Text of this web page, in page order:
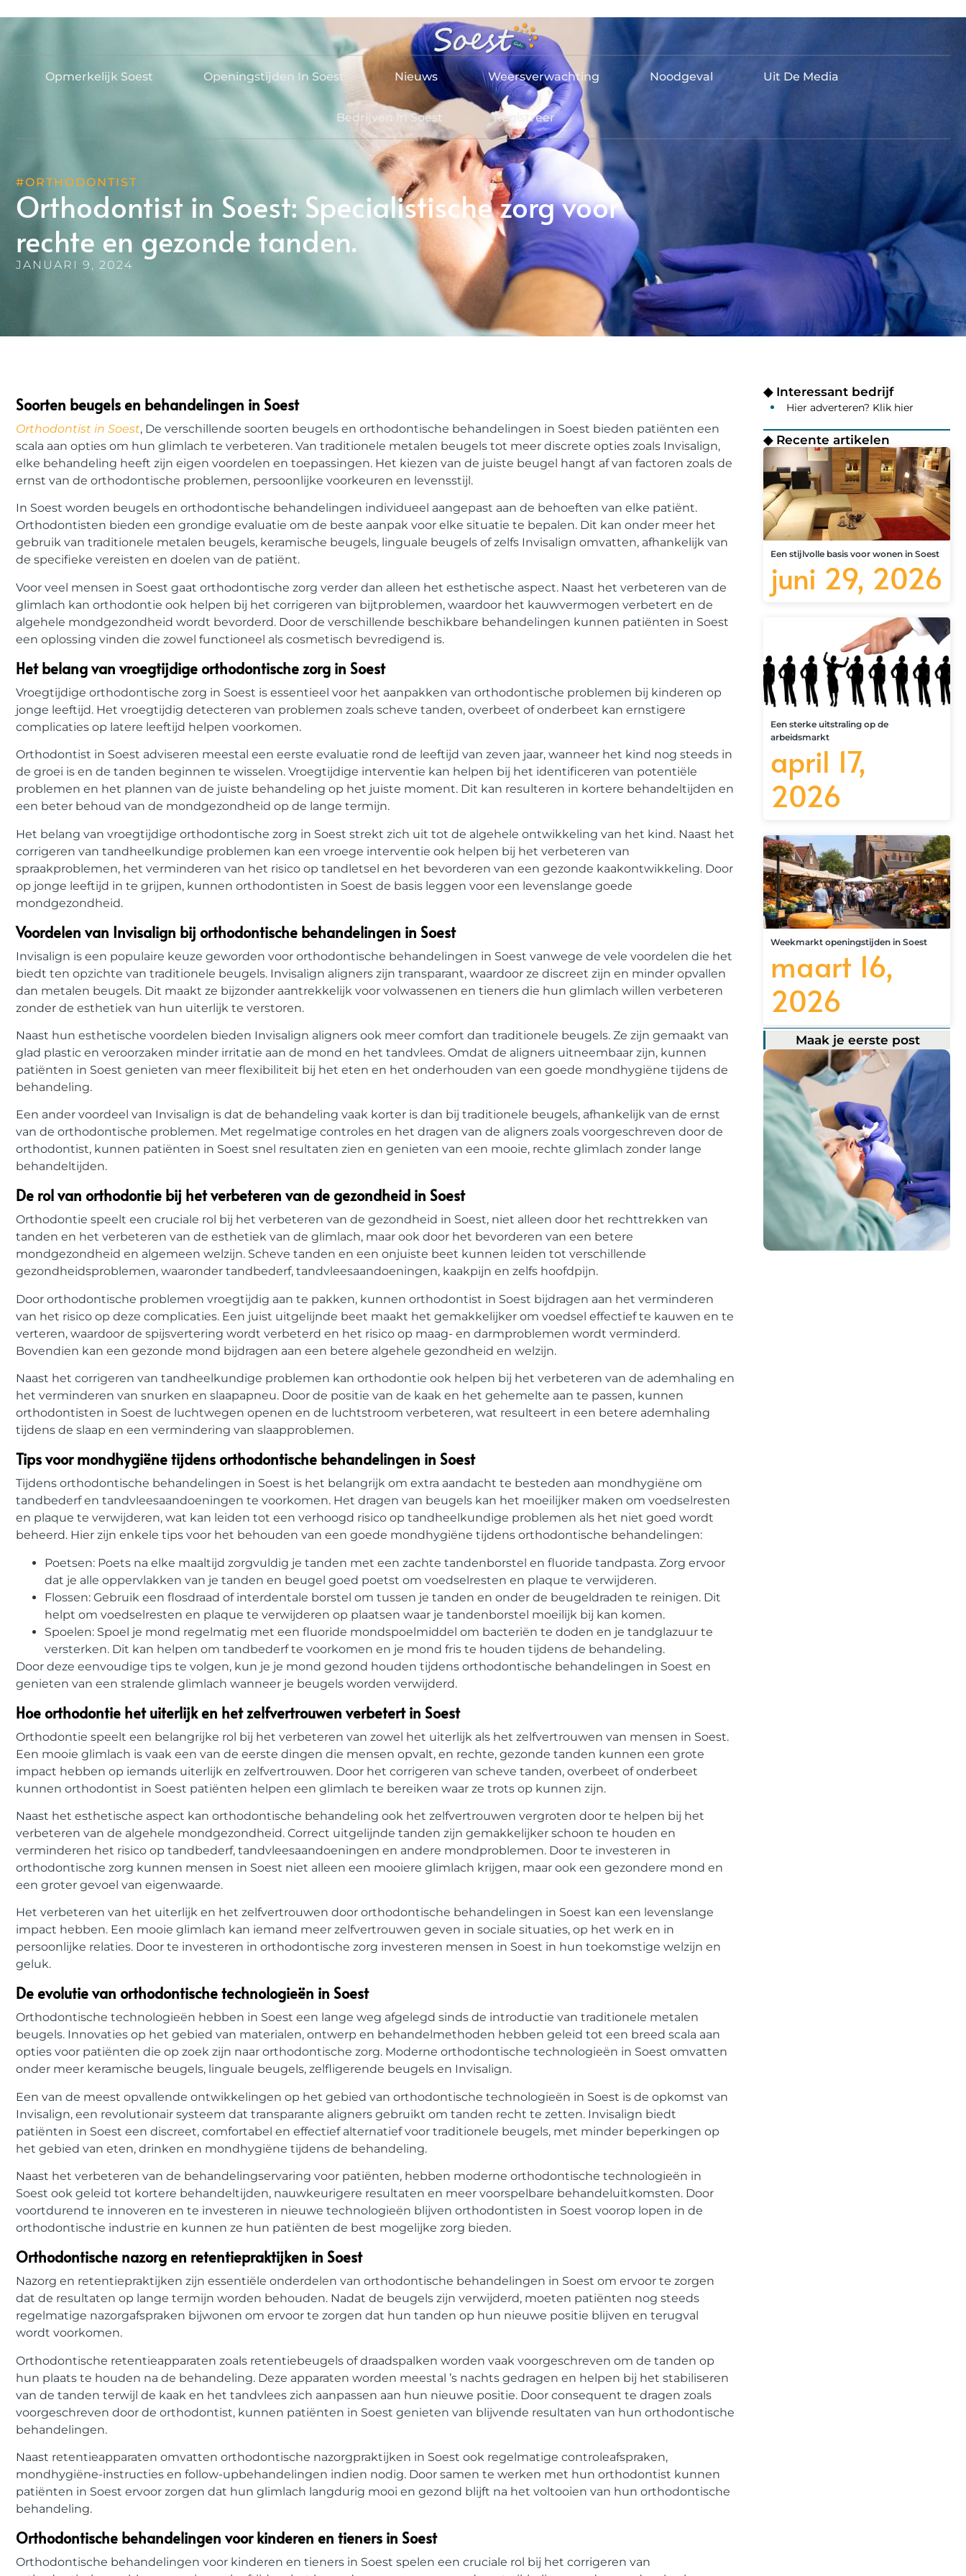
Opmerkelijk Soest Openingstijden In Soest Nieuws Weersverwachting Noodgeval Uit De Media
Bedrijven In Soest Registreer
#ORTHODONTIST
Orthodontist in Soest: Specialistische zorg voor
rechte en gezonde tanden.
JANUARI 9, 2024
Soorten beugels en behandelingen in Soest
Orthodontist in Soest, De verschillende soorten beugels en orthodontische behandelingen in Soest bieden patiënten een
scala aan opties om hun glimlach te verbeteren. Van traditionele metalen beugels tot meer discrete opties zoals Invisalign,
elke behandeling heeft zijn eigen voordelen en toepassingen. Het kiezen van de juiste beugel hangt af van factoren zoals de
ernst van de orthodontische problemen, persoonlijke voorkeuren en levensstijl.
In Soest worden beugels en orthodontische behandelingen individueel aangepast aan de behoeften van elke patiënt.
Orthodontisten bieden een grondige evaluatie om de beste aanpak voor elke situatie te bepalen. Dit kan onder meer het
gebruik van traditionele metalen beugels, keramische beugels, linguale beugels of zelfs Invisalign omvatten, afhankelijk van
de specifieke vereisten en doelen van de patiënt.
Voor veel mensen in Soest gaat orthodontische zorg verder dan alleen het esthetische aspect. Naast het verbeteren van de
glimlach kan orthodontie ook helpen bij het corrigeren van bijtproblemen, waardoor het kauwvermogen verbetert en de
algehele mondgezondheid wordt bevorderd. Door de verschillende beschikbare behandelingen kunnen patiënten in Soest
een oplossing vinden die zowel functioneel als cosmetisch bevredigend is.
Het belang van vroegtijdige orthodontische zorg in Soest
Vroegtijdige orthodontische zorg in Soest is essentieel voor het aanpakken van orthodontische problemen bij kinderen op
jonge leeftijd. Het vroegtijdig detecteren van problemen zoals scheve tanden, overbeet of onderbeet kan ernstigere
complicaties op latere leeftijd helpen voorkomen.
Orthodontist in Soest adviseren meestal een eerste evaluatie rond de leeftijd van zeven jaar, wanneer het kind nog steeds in
de groei is en de tanden beginnen te wisselen. Vroegtijdige interventie kan helpen bij het identificeren van potentiële
problemen en het plannen van de juiste behandeling op het juiste moment. Dit kan resulteren in kortere behandeltijden en
een beter behoud van de mondgezondheid op de lange termijn.
Het belang van vroegtijdige orthodontische zorg in Soest strekt zich uit tot de algehele ontwikkeling van het kind. Naast het
corrigeren van tandheelkundige problemen kan een vroege interventie ook helpen bij het verbeteren van
spraakproblemen, het verminderen van het risico op tandletsel en het bevorderen van een gezonde kaakontwikkeling. Door
op jonge leeftijd in te grijpen, kunnen orthodontisten in Soest de basis leggen voor een levenslange goede
mondgezondheid.
Voordelen van Invisalign bij orthodontische behandelingen in Soest
Invisalign is een populaire keuze geworden voor orthodontische behandelingen in Soest vanwege de vele voordelen die het
biedt ten opzichte van traditionele beugels. Invisalign aligners zijn transparant, waardoor ze discreet zijn en minder opvallen
dan metalen beugels. Dit maakt ze bijzonder aantrekkelijk voor volwassenen en tieners die hun glimlach willen verbeteren
zonder de esthetiek van hun uiterlijk te verstoren.
Naast hun esthetische voordelen bieden Invisalign aligners ook meer comfort dan traditionele beugels. Ze zijn gemaakt van
glad plastic en veroorzaken minder irritatie aan de mond en het tandvlees. Omdat de aligners uitneembaar zijn, kunnen
patiënten in Soest genieten van meer flexibiliteit bij het eten en het onderhouden van een goede mondhygiëne tijdens de
behandeling.
Een ander voordeel van Invisalign is dat de behandeling vaak korter is dan bij traditionele beugels, afhankelijk van de ernst
van de orthodontische problemen. Met regelmatige controles en het dragen van de aligners zoals voorgeschreven door de
orthodontist, kunnen patiënten in Soest snel resultaten zien en genieten van een mooie, rechte glimlach zonder lange
behandeltijden.
De rol van orthodontie bij het verbeteren van de gezondheid in Soest
Orthodontie speelt een cruciale rol bij het verbeteren van de gezondheid in Soest, niet alleen door het rechttrekken van
tanden en het verbeteren van de esthetiek van de glimlach, maar ook door het bevorderen van een betere
mondgezondheid en algemeen welzijn. Scheve tanden en een onjuiste beet kunnen leiden tot verschillende
gezondheidsproblemen, waaronder tandbederf, tandvleesaandoeningen, kaakpijn en zelfs hoofdpijn.
Door orthodontische problemen vroegtijdig aan te pakken, kunnen orthodontist in Soest bijdragen aan het verminderen
van het risico op deze complicaties. Een juist uitgelijnde beet maakt het gemakkelijker om voedsel effectief te kauwen en te
verteren, waardoor de spijsvertering wordt verbeterd en het risico op maag- en darmproblemen wordt verminderd.
Bovendien kan een gezonde mond bijdragen aan een betere algehele gezondheid en welzijn.
Naast het corrigeren van tandheelkundige problemen kan orthodontie ook helpen bij het verbeteren van de ademhaling en
het verminderen van snurken en slaapapneu. Door de positie van de kaak en het gehemelte aan te passen, kunnen
orthodontisten in Soest de luchtwegen openen en de luchtstroom verbeteren, wat resulteert in een betere ademhaling
tijdens de slaap en een vermindering van slaapproblemen.
Tips voor mondhygiëne tijdens orthodontische behandelingen in Soest
Tijdens orthodontische behandelingen in Soest is het belangrijk om extra aandacht te besteden aan mondhygiëne om
tandbederf en tandvleesaandoeningen te voorkomen. Het dragen van beugels kan het moeilijker maken om voedselresten
en plaque te verwijderen, wat kan leiden tot een verhoogd risico op tandheelkundige problemen als het niet goed wordt
beheerd. Hier zijn enkele tips voor het behouden van een goede mondhygiëne tijdens orthodontische behandelingen:
Poetsen: Poets na elke maaltijd zorgvuldig je tanden met een zachte tandenborstel en fluoride tandpasta. Zorg ervoor
dat je alle oppervlakken van je tanden en beugel goed poetst om voedselresten en plaque te verwijderen.
Flossen: Gebruik een flosdraad of interdentale borstel om tussen je tanden en onder de beugeldraden te reinigen. Dit
helpt om voedselresten en plaque te verwijderen op plaatsen waar je tandenborstel moeilijk bij kan komen.
Spoelen: Spoel je mond regelmatig met een fluoride mondspoelmiddel om bacteriën te doden en je tandglazuur te
versterken. Dit kan helpen om tandbederf te voorkomen en je mond fris te houden tijdens de behandeling.
Door deze eenvoudige tips te volgen, kun je je mond gezond houden tijdens orthodontische behandelingen in Soest en
genieten van een stralende glimlach wanneer je beugels worden verwijderd.
Hoe orthodontie het uiterlijk en het zelfvertrouwen verbetert in Soest
Orthodontie speelt een belangrijke rol bij het verbeteren van zowel het uiterlijk als het zelfvertrouwen van mensen in Soest.
Een mooie glimlach is vaak een van de eerste dingen die mensen opvalt, en rechte, gezonde tanden kunnen een grote
impact hebben op iemands uiterlijk en zelfvertrouwen. Door het corrigeren van scheve tanden, overbeet of onderbeet
kunnen orthodontist in Soest patiënten helpen een glimlach te bereiken waar ze trots op kunnen zijn.
Naast het esthetische aspect kan orthodontische behandeling ook het zelfvertrouwen vergroten door te helpen bij het
verbeteren van de algehele mondgezondheid. Correct uitgelijnde tanden zijn gemakkelijker schoon te houden en
verminderen het risico op tandbederf, tandvleesaandoeningen en andere mondproblemen. Door te investeren in
orthodontische zorg kunnen mensen in Soest niet alleen een mooiere glimlach krijgen, maar ook een gezondere mond en
een groter gevoel van eigenwaarde.
Het verbeteren van het uiterlijk en het zelfvertrouwen door orthodontische behandelingen in Soest kan een levenslange
impact hebben. Een mooie glimlach kan iemand meer zelfvertrouwen geven in sociale situaties, op het werk en in
persoonlijke relaties. Door te investeren in orthodontische zorg investeren mensen in Soest in hun toekomstige welzijn en
geluk.
De evolutie van orthodontische technologieën in Soest
Orthodontische technologieën hebben in Soest een lange weg afgelegd sinds de introductie van traditionele metalen
beugels. Innovaties op het gebied van materialen, ontwerp en behandelmethoden hebben geleid tot een breed scala aan
opties voor patiënten die op zoek zijn naar orthodontische zorg. Moderne orthodontische technologieën in Soest omvatten
onder meer keramische beugels, linguale beugels, zelfligerende beugels en Invisalign.
Een van de meest opvallende ontwikkelingen op het gebied van orthodontische technologieën in Soest is de opkomst van
Invisalign, een revolutionair systeem dat transparante aligners gebruikt om tanden recht te zetten. Invisalign biedt
patiënten in Soest een discreet, comfortabel en effectief alternatief voor traditionele beugels, met minder beperkingen op
het gebied van eten, drinken en mondhygiëne tijdens de behandeling.
Naast het verbeteren van de behandelingservaring voor patiënten, hebben moderne orthodontische technologieën in
Soest ook geleid tot kortere behandeltijden, nauwkeurigere resultaten en meer voorspelbare behandeluitkomsten. Door
voortdurend te innoveren en te investeren in nieuwe technologieën blijven orthodontisten in Soest voorop lopen in de
orthodontische industrie en kunnen ze hun patiënten de best mogelijke zorg bieden.
Orthodontische nazorg en retentiepraktijken in Soest
Nazorg en retentiepraktijken zijn essentiële onderdelen van orthodontische behandelingen in Soest om ervoor te zorgen
dat de resultaten op lange termijn worden behouden. Nadat de beugels zijn verwijderd, moeten patiënten nog steeds
regelmatige nazorgafspraken bijwonen om ervoor te zorgen dat hun tanden op hun nieuwe positie blijven en terugval
wordt voorkomen.
Orthodontische retentieapparaten zoals retentiebeugels of draadspalken worden vaak voorgeschreven om de tanden op
hun plaats te houden na de behandeling. Deze apparaten worden meestal ’s nachts gedragen en helpen bij het stabiliseren
van de tanden terwijl de kaak en het tandvlees zich aanpassen aan hun nieuwe positie. Door consequent te dragen zoals
voorgeschreven door de orthodontist, kunnen patiënten in Soest genieten van blijvende resultaten van hun orthodontische
behandelingen.
Naast retentieapparaten omvatten orthodontische nazorgpraktijken in Soest ook regelmatige controleafspraken,
mondhygiëne-instructies en follow-upbehandelingen indien nodig. Door samen te werken met hun orthodontist kunnen
patiënten in Soest ervoor zorgen dat hun glimlach langdurig mooi en gezond blijft na het voltooien van hun orthodontische
behandeling.
Orthodontische behandelingen voor kinderen en tieners in Soest
Orthodontische behandelingen voor kinderen en tieners in Soest spelen een cruciale rol bij het corrigeren van
◆ Interessant bedrijf
Hier adverteren? Klik hier
◆ Recente artikelen
Een stijlvolle basis voor wonen in Soest
juni 29, 2026
Een sterke uitstraling op de
arbeidsmarkt
april 17,
2026
Weekmarkt openingstijden in Soest
maart 16,
2026
Maak je eerste post